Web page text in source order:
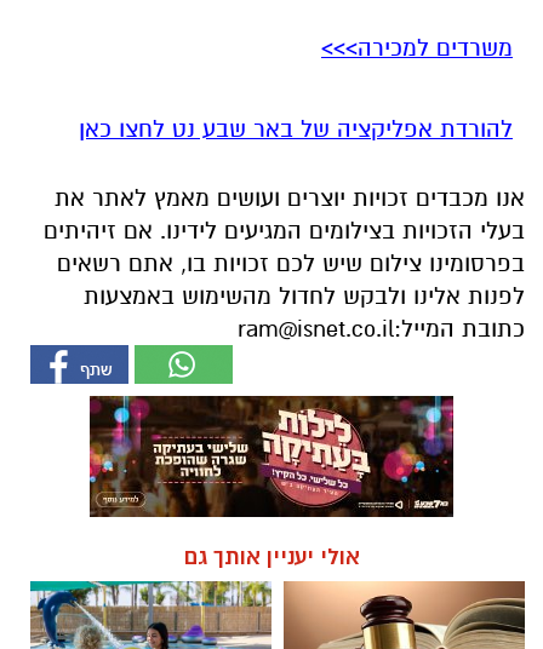
משרדים למכירה>>>
להורדת אפליקציה של באר שבע נט לחצו כאן
אנו מכבדים זכויות יוצרים ועושים מאמץ לאתר את
בעלי הזכויות בצילומים המגיעים לידינו. אם זיהיתים
בפרסומינו צילום שיש לכם זכויות בו, אתם רשאים
לפנות אלינו ולבקש לחדול מהשימוש באמצעות
כתובת המייל:ram@isnet.co.il
אולי יעניין אותך גם